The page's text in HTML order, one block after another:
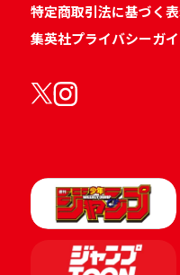
特定商取引法に基づく
集英社プライバシーガ